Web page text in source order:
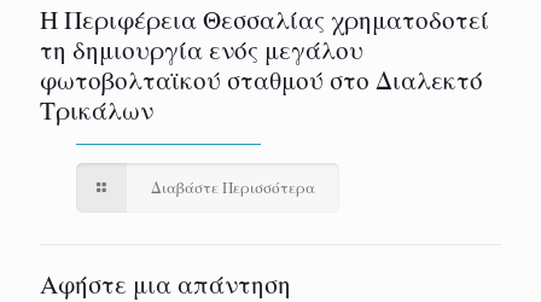
H Περιφέρεια Θεσσαλίας χρηματοδοτεί
τη δημιουργία ενός μεγάλου
φωτοβολταϊκού σταθμού στο Διαλεκτό
Τρικάλων
Διαβάστε Περισσότερα
Αφήστε μια απάντηση